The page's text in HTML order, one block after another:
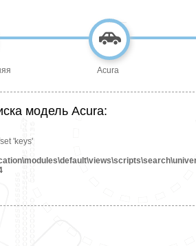
Acura
модель Acura:
'keys'